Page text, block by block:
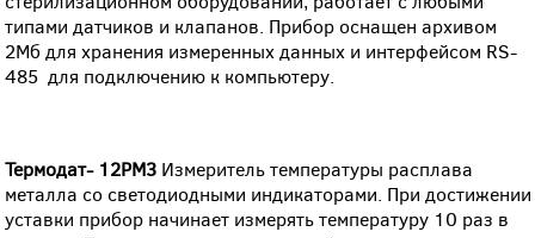
типами датчиков и клапанов. Прибор оснащен архивом
2Мб для хранения измеренных данных и интерфейсом RS-
485 для подключению к компьютеру.
Термодат- 12РМ3 Измеритель температуры расплава
металла со светодиодными индикаторами. При достижении
уставки прибор начинает измерять температуру 10 раз в